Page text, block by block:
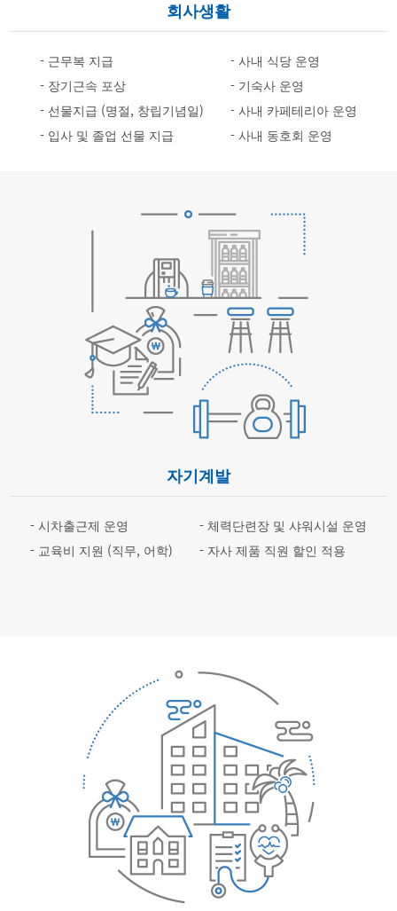
회사생활
- 근무복 지급
- 장기근속 포상
- 선물지급 (명절, 창립기념일)
- 입사 및 졸업 선물 지급
- 사내 식당 운영
- 기숙사 운영
- 사내 카페테리아 운영
- 사내 동호회 운영
자기계발
- 시차출근제 운영
- 교육비 지원 (직무, 어학)
- 체력단련장 및 샤워시설 운영
- 자사 제품 직원 할인 적용